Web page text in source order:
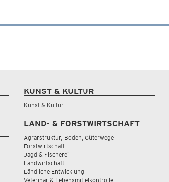
KUNST & KULTUR
Kunst & Kultur
LAND- & FORSTWIRTSCHAFT
Agrarstruktur, Boden, Güterwege
Forstwirtschaft
Jagd & Fischerei
Landwirtschaft
Ländliche Entwicklung
Veterinär & Lebensmittelkontrolle